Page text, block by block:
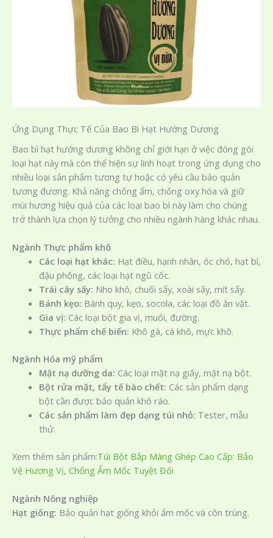
Ứng Dụng Thực Tế Của Bao Bì Hạt Hướng Dương
Bao bì hạt hướng dương không chỉ giới hạn ở việc đóng gói
loại hạt này mà còn thể hiện sự linh hoạt trong ứng dụng cho
nhiều loại sản phẩm tương tự hoặc có yêu cầu bảo quản
tương đương. Khả năng chống ẩm, chống oxy hóa và giữ
mùi hương hiệu quả của các loại bao bì này làm cho chúng
trở thành lựa chọn lý tưởng cho nhiều ngành hàng khác nhau.
Ngành Thực phẩm khô
Các loại hạt khác: Hạt điều, hạnh nhân, óc chó, hạt bí,
đậu phộng, các loại hạt ngũ cốc.
Trái cây sấy: Nho khô, chuối sấy, xoài sấy, mít sấy.
Bánh kẹo: Bánh quy, kẹo, socola, các loại đồ ăn vặt.
Gia vị: Các loại bột gia vị, muối, đường.
Thực phẩm chế biến: Khô gà, cá khô, mực khô.
Ngành Hóa mỹ phẩm
Mặt nạ dưỡng da: Các loại mặt nạ giấy, mặt nạ bột.
Bột rửa mặt, tẩy tế bào chết: Các sản phẩm dạng
bột cần được bảo quản khô ráo.
Các sản phẩm làm đẹp dạng túi nhỏ: Tester, mẫu
thử.
Xem thêm sản phẩm:Túi Bột Bắp Màng Ghép Cao Cấp: Bảo
Vệ Hương Vị, Chống Ẩm Mốc Tuyệt Đối
Ngành Nông nghiệp
Hạt giống: Bảo quản hạt giống khỏi ẩm mốc và côn trùng.